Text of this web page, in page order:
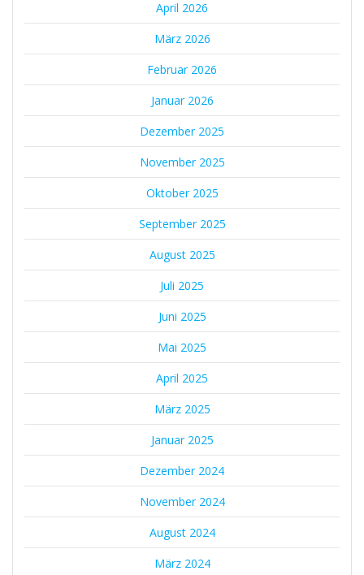
April 2026
März 2026
Februar 2026
Januar 2026
Dezember 2025
November 2025
Oktober 2025
September 2025
August 2025
Juli 2025
Juni 2025
Mai 2025
April 2025
März 2025
Januar 2025
Dezember 2024
November 2024
August 2024
März 2024